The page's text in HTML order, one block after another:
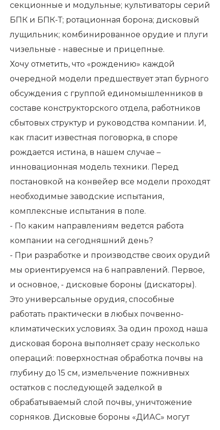
секционные и модульные; культиваторы серий
БПК и БПК-Т; ротационная борона; дисковый
лущильник; комбинированное орудие и плуги
чизельные - навесные и прицепные.
Хочу отметить, что «рождению» каждой
очередной модели предшествует этап бурного
обсуждения с группой единомышленников в
составе конструкторского отдела, работников
сбытовых структур и руководства компании. И,
как гласит известная поговорка, в споре
рождается истина, в нашем случае –
инновационная модель техники. Перед
постановкой на конвейер все модели проходят
необходимые заводские испытания,
комплексные испытания в поле.
- По каким направлениям ведется работа
компании на сегодняшний день?
- При разработке и производстве своих орудий
мы ориентируемся на 6 направлений. Первое,
и основное, - дисковые бороны (дискаторы).
Это универсальные орудия, способные
работать практически в любых почвенно-
климатических условиях. За один проход наша
дисковая борона выполняет сразу несколько
операций: поверхностная обработка почвы на
глубину до 15 см, измельчение пожнивных
остатков с последующей заделкой в
обрабатываемый слой почвы, уничтожение
сорняков. Дисковые бороны «ДИАС» могут